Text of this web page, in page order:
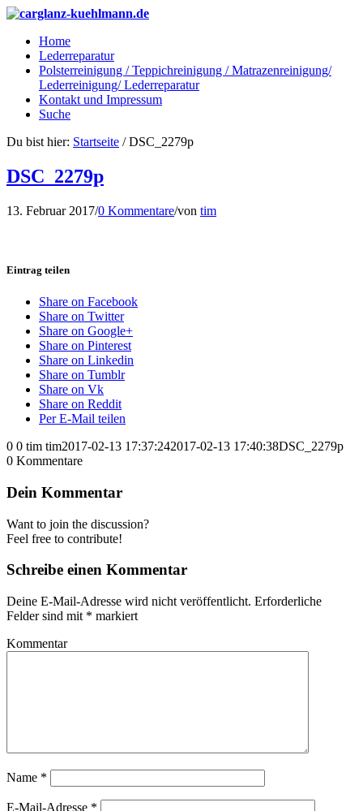
Home
Lederreparatur
Polsterreinigung / Teppichreinigung / Matrazenreinigung/
Lederreinigung/ Lederreparatur
Kontakt und Impressum
Suche
Du bist hier: Startseite / DSC_2279p
DSC_2279p
13. Februar 2017/0 Kommentare/von tim
Eintrag teilen
Share on Facebook
Share on Twitter
Share on Google+
Share on Pinterest
Share on Linkedin
Share on Tumblr
Share on Vk
Share on Reddit
Per E-Mail teilen
0 0 tim tim2017-02-13 17:37:242017-02-13 17:40:38DSC_2279p
0 Kommentare
Dein Kommentar
Want to join the discussion?
Feel free to contribute!
Schreibe einen Kommentar
Deine E-Mail-Adresse wird nicht veröffentlicht. Erforderliche
Felder sind mit * markiert
Kommentar
Name *
E-Mail-Adresse *